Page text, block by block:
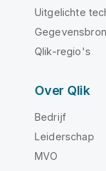
Uitgelichte
Qlik-regio's
Over Qlik
Bedrijf
Leiderschap
MVO